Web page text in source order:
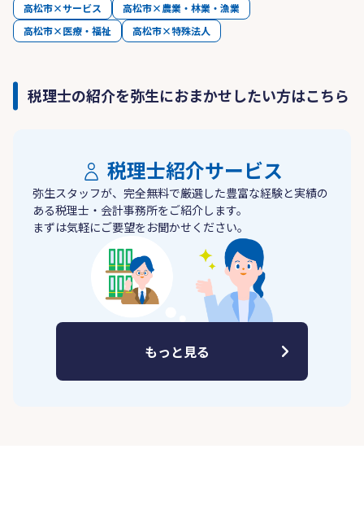
高松市×サービス
高松市×農業・林業・漁業
高松市×医療・福祉
高松市×特殊法人
税理士の紹介を弥生におまかせしたい方はこちら
税理士紹介サービス
弥生スタッフが、完全無料で厳選した豊富な経験と実績の
ある税理士・会計事務所をご紹介します。
まずは気軽にご要望をお聞かせください。
もっと見る